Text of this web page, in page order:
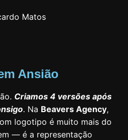
Ansião
Criamos 4 versões após
. Na Beavers Agency,
logotipo é muito mais do
— é a representação